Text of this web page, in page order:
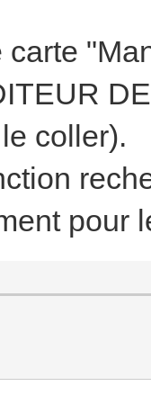
carte
coller).
pour